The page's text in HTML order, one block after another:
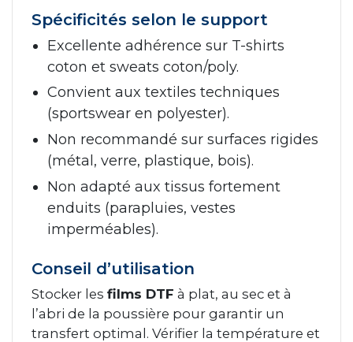
Spécificités selon le support
Excellente adhérence sur T-shirts
coton et sweats coton/poly.
Convient aux textiles techniques
(sportswear en polyester).
Non recommandé sur surfaces rigides
(métal, verre, plastique, bois).
Non adapté aux tissus fortement
enduits (parapluies, vestes
imperméables).
Conseil d’utilisation
Stocker les films DTF à plat, au sec et à
l’abri de la poussière pour garantir un
transfert optimal. Vérifier la température et